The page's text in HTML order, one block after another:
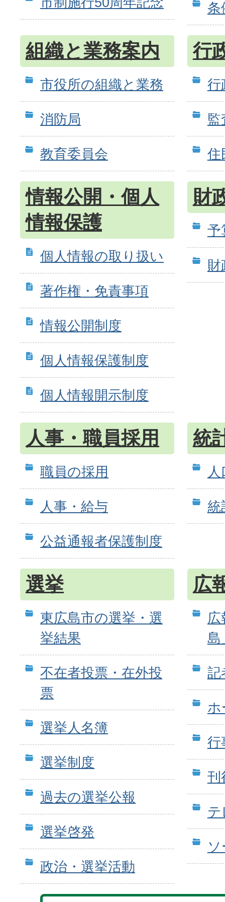
条
組織と業務案内
市役所の組織と業務
消防局
教育委員会
行
行
監
住
情報公開・個人
情報保護
個人情報の取り扱い
著作権・免責事項
情報公開制度
個人情報保護制度
個人情報開示制度
財
予
財
人事・職員採用
職員の採用
人事・給与
公益通報者保護制度
統
統
選挙
東広島市の選挙・選
挙結果
不在者投票・在外投
票
選挙人名簿
選挙制度
過去の選挙公報
選挙啓発
政治・選挙活動
広
島
記
ホ
行
刊
テ